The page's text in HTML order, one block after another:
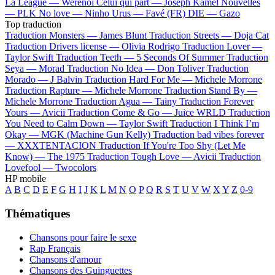
La League — Werenoi Celui qui part — Joseph Kamel Nouvelles
— PLK No love — Ninho Urus — Favé (FR) DIE — Gazo
Top traduction
Traduction Monsters — James Blunt Traduction Streets — Doja Cat
Traduction Drivers license — Olivia Rodrigo Traduction Lover —
Taylor Swift Traduction Teeth — 5 Seconds Of Summer Traduction
Seya — Morad Traduction No Idea — Don Toliver Traduction
Morado — J Balvin Traduction Hard For Me — Michele Morrone
Traduction Rapture — Michele Morrone Traduction Stand By —
Michele Morrone Traduction Agua — Tainy Traduction Forever
Yours —Avicii Traduction Come & Go — Juice WRLD Traduction
You Need to Calm Down — Taylor Swift Traduction I Think I’m
Okay — MGK (Machine Gun Kelly) Traduction bad vibes forever
— XXXTENTACION Traduction If You're Too Shy (Let Me
Know) — The 1975 Traduction Tough Love —Avicii Traduction
Lovefool — Twocolors
HP mobile
A B C D E F G H I J K L M N O P Q R S T U V W XY Z 0-9
Thématiques
Chansons pour faire le sexe
Rap Français
Chansons d'amour
Chansons des Guinguettes